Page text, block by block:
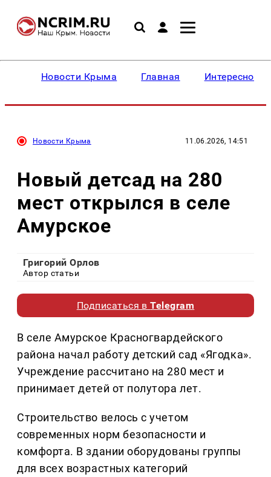
Новости Крыма Главная Интересное
Новости Крыма 11.06.2026, 14:51
Новый детсад на 280
мест открылся в селе
Амурское
Григорий Орлов
Автор статьи
Подписаться вTelegram
В селе Амурское Красногвардейского
района начал работу детский сад «Ягодка».
Учреждение рассчитано на 280 мест и
принимает детей от полутора лет.
Строительство велось с учетом
современных норм безопасности и
комфорта. В здании оборудованы группы
для всех возрастных категорий